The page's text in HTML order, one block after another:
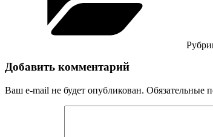
Добавить комментарий
Ваш e-mail не будет опубликован. Обязательные